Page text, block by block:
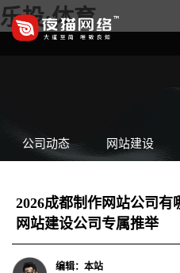
乐投·体育
公司动态 网站建设
2026成都制作网站公司有
网站建设公司专属推举
编辑：本站